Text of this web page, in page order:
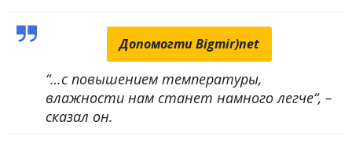
Допомогти Bigmir)net
“…с повышением температуры,
влажности нам станет намного легче“, –
сказал он.